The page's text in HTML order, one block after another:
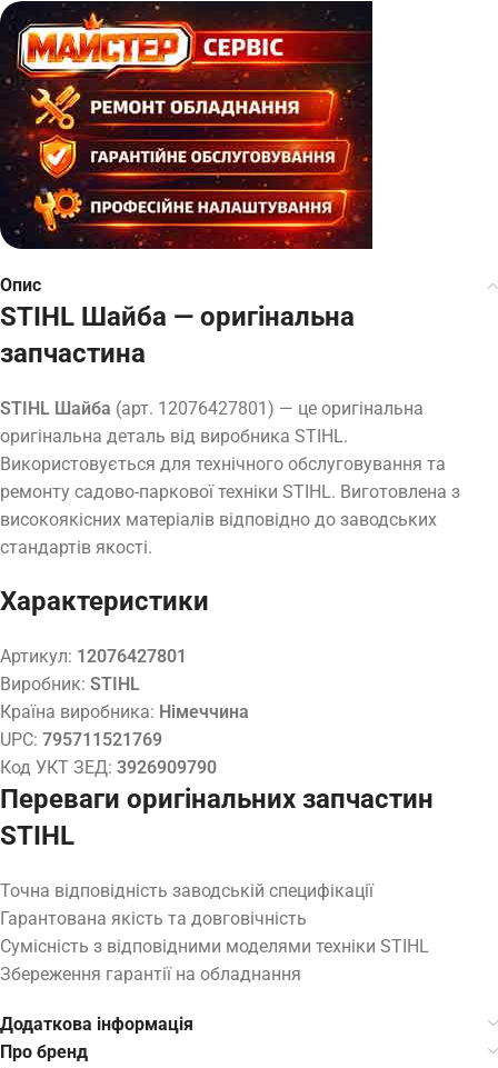
Опис
STIHL Шайба — оригінальна
запчастина
STIHL Шайба (арт. 12076427801) — це оригінальна
оригінальна деталь від виробника STIHL.
Використовується для технічного обслуговування та
ремонту садово-паркової техніки STIHL. Виготовлена з
високоякісних матеріалів відповідно до заводських
стандартів якості.
Характеристики
Артикул: 12076427801
Виробник: STIHL
Країна виробника: Німеччина
UPC: 795711521769
Код УКТ ЗЕД: 3926909790
Переваги оригінальних запчастин
STIHL
Точна відповідність заводській специфікації
Гарантована якість та довговічність
Сумісність з відповідними моделями техніки STIHL
Збереження гарантії на обладнання
Додаткова інформація
Про бренд